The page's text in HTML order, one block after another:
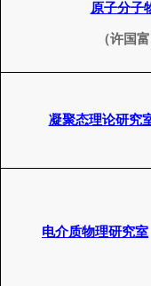
原子分子
（许国富
凝聚态理论研究
电介质物理研究室